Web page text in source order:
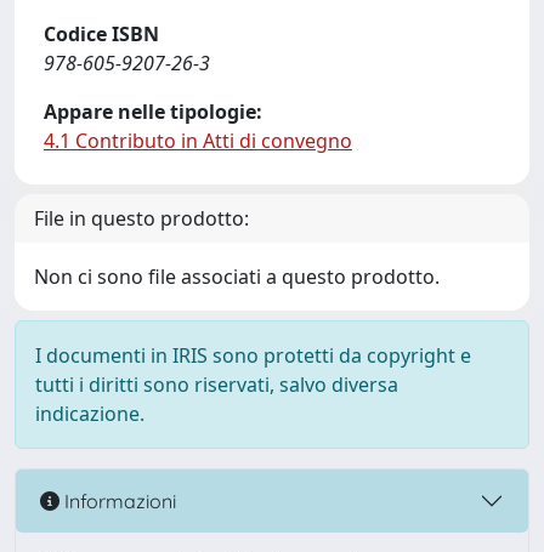
Codice ISBN
978-605-9207-26-3
Appare nelle tipologie:
4.1 Contributo in Atti di convegno
File in questo prodotto:
Non ci sono file associati a questo prodotto.
I documenti in IRIS sono protetti da copyright e
tutti i diritti sono riservati, salvo diversa
indicazione.
Informazioni